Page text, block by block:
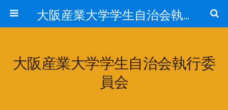
大阪産業大学学生自治会執行委員会
大阪産業大学学生自治会執行委
員会